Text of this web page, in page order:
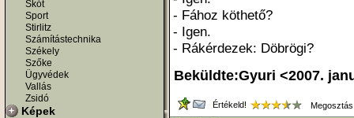
Skót
Sport
Stirlitz
Számítástechnika
Székely
Szőke
Ügyvédek
Vallás
Zsidó
Képek
- Fához köthető?
- Igen.
- Rákérdezek: Döbrögi?
Beküldte:Gyuri <2007.
Értékeld!